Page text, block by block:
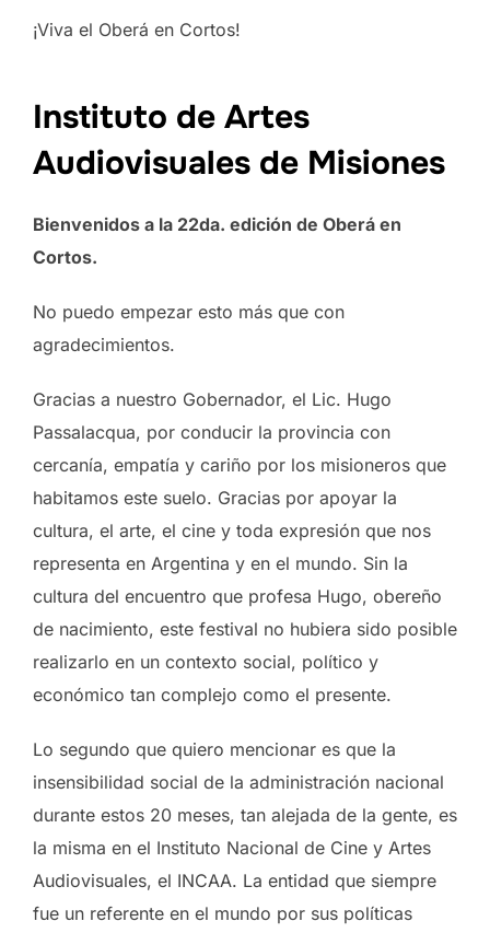
¡Viva el Oberá en Cortos!
Instituto de Artes
Audiovisuales de Misiones
Bienvenidos a la 22da. edición de Oberá en
Cortos.
No puedo empezar esto más que con
agradecimientos.
Gracias a nuestro Gobernador, el Lic. Hugo
Passalacqua, por conducir la provincia con
cercanía, empatía y cariño por los misioneros que
habitamos este suelo. Gracias por apoyar la
cultura, el arte, el cine y toda expresión que nos
representa en Argentina y en el mundo. Sin la
cultura del encuentro que profesa Hugo, obereño
de nacimiento, este festival no hubiera sido posible
realizarlo en un contexto social, político y
económico tan complejo como el presente.
Lo segundo que quiero mencionar es que la
insensibilidad social de la administración nacional
durante estos 20 meses, tan alejada de la gente, es
la misma en el Instituto Nacional de Cine y Artes
Audiovisuales, el INCAA. La entidad que siempre
fue un referente en el mundo por sus políticas